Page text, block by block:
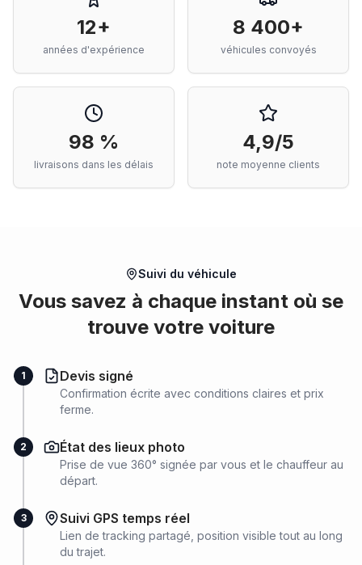
12+
années d'expérience
8 400+
véhicules convoyés
98 %
livraisons dans les délais
4,9/5
note moyenne clients
Suivi du véhicule
Vous savez à chaque instant où se
trouve votre voiture
1 Devis signé
Confirmation écrite avec conditions claires et prix
ferme.
2 État des lieux photo
Prise de vue 360° signée par vous et le chauffeur au
départ.
3 Suivi GPS temps réel
Lien de tracking partagé, position visible tout au long
du trajet.